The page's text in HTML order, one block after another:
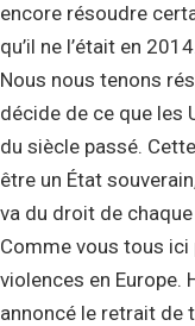
encore résoudre
qu’il ne l’était en
Nous nous tenons
décide de ce que les
du siècle passé.
être un État
va du droit de
Comme vous tous ici
violences en Europe.
annoncé le retrait de